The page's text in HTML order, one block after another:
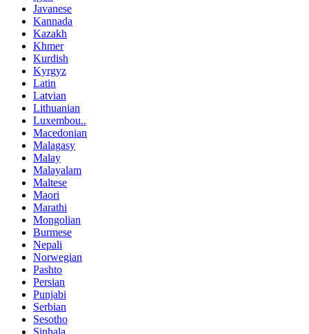
Javanese
Kannada
Kazakh
Khmer
Kurdish
Kyrgyz
Latin
Latvian
Lithuanian
Luxembou..
Macedonian
Malagasy
Malay
Malayalam
Maltese
Maori
Marathi
Mongolian
Burmese
Nepali
Norwegian
Pashto
Persian
Punjabi
Serbian
Sesotho
Sinhala